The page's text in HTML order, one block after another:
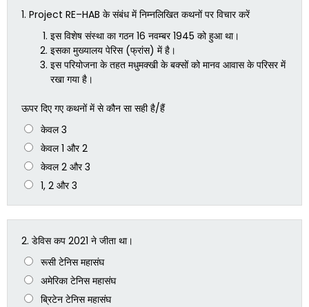
1. Project RE–HAB के संबंध में निम्नलिखित कथनों पर विचार करें
इस विशेष संस्था का गठन 16 नवम्बर 1945 को हुआ था।
इसका मुख्यालय पेरिस (फ्रांस) में है।
इस परियोजना के तहत मधुमक्खी के बक्सों को मानव आवास के परिसर में
रखा गया है।
ऊपर दिए गए कथनों में से कौन सा सही है/हैं
केवल 3
केवल 1 और 2
केवल 2 और 3
1, 2 और 3
2. डेविस कप 2021 ने जीता था।
रूसी टेनिस महासंघ
अमेरिका टेनिस महासंघ
ब्रिटेन टेनिस महासंघ